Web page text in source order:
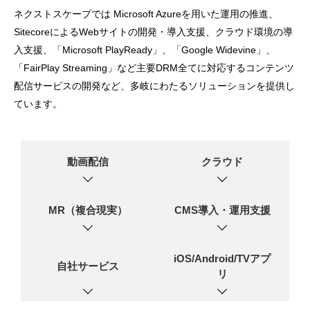
ネクストスケープでは Microsoft Azureを用いた運用の推進、
SitecoreによるWebサイトの開発・導入支援、クラウド環境の導
入支援、「Microsoft PlayReady」、「Google Widevine」、
「FairPlay Streaming」など主要DRM全てに対応するコンテンツ
配信サービスの開発など、多岐にわたるソリューションを提供し
ています。
動画配信 クラウド
MR（複合現実） CMS導入・運用支援
自社サービス
iOS/Android/TVアプ
リ